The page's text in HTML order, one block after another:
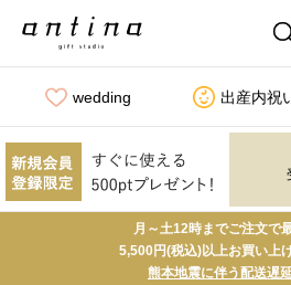
wedding 出産内祝
月～土12時までご注文で
5,500円(税込)以上お買い上
熊本地震に伴う配送遅